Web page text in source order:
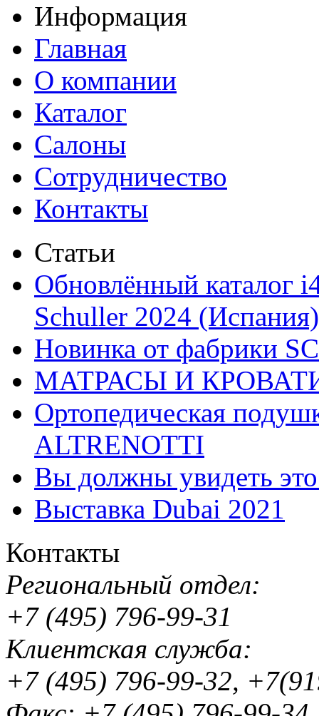
Информация
Главная
О компании
Каталог
Салоны
Сотрудничество
Контакты
Статьи
Обновлённый каталог
Schuller 2024 (Испания)
Новинка от фабрики
МАТРАСЫ И
Ортопедическая
ALTRENOTTI
Вы должны увидеть
Выставка Dubai 2021
Контакты
Региональный отдел:
+7 (495) 796-99-31
Клиентская служба:
+7 (495) 796-99-32,